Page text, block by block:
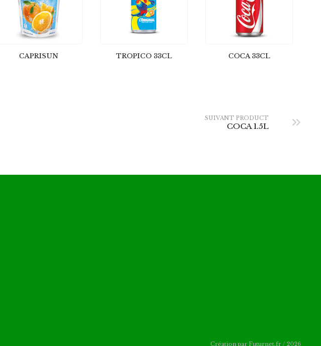
CAPRISUN TROPICO 33CL COCA 33CL
SUIVANT PRODUCT
COCA 1.5L
Création par Futurnet.fr / 2026